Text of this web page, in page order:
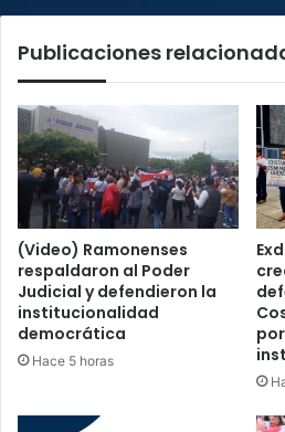
Publicaciones
(Video) Ramonenses
respaldaron al Poder
Judicial y defendieron la
institucionalidad
democrática
Hace 5 horas